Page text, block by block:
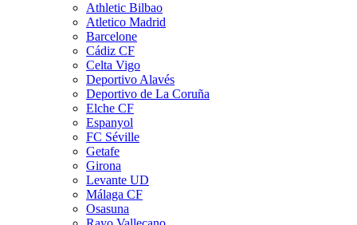
Athletic Bilbao
Atletico Madrid
Barcelone
Cádiz CF
Celta Vigo
Deportivo Alavés
Deportivo de La Coruña
Elche CF
Espanyol
FC Séville
Getafe
Girona
Levante UD
Málaga CF
Osasuna